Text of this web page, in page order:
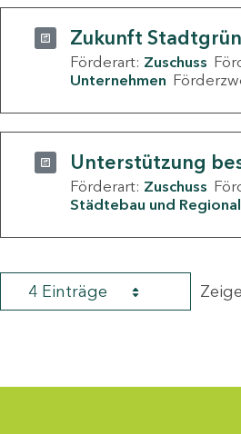
Zukunft
Förderart: Zuschuss
Unternehmen
Unterstützung
Förderart: Zuschuss
Städtebau und
4 Einträge